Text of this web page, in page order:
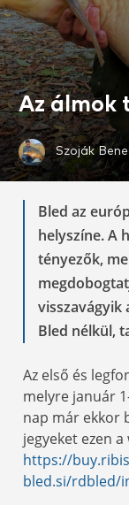
Az álmok
Szoják
Bled az
helyszíne. A
tényezők,
visszavágyik
Bled nélkül,
Az első és
melyre január
nap már ekkor
jegyeket ezen
https://
bled.si/rdbled/